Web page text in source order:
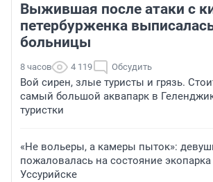
Выжившая после атаки с
петербурженка
больницы
8 часов 4 119 Обсудить
Вой сирен, злые туристы и грязь.
самый большой аквапарк в
туристки
«Не вольеры, а камеры пыток»:
пожаловалась на состояние
Уссурийске